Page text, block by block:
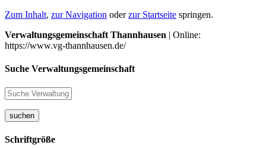
Zum Inhalt, zur Navigation oderzur Startseite springen.
Verwaltungsgemeinschaft Thannhausen | Online:
https://www.vg-thannhausen.de/
Suche Verwaltungsgemeinschaft
suchen
Schriftgröße